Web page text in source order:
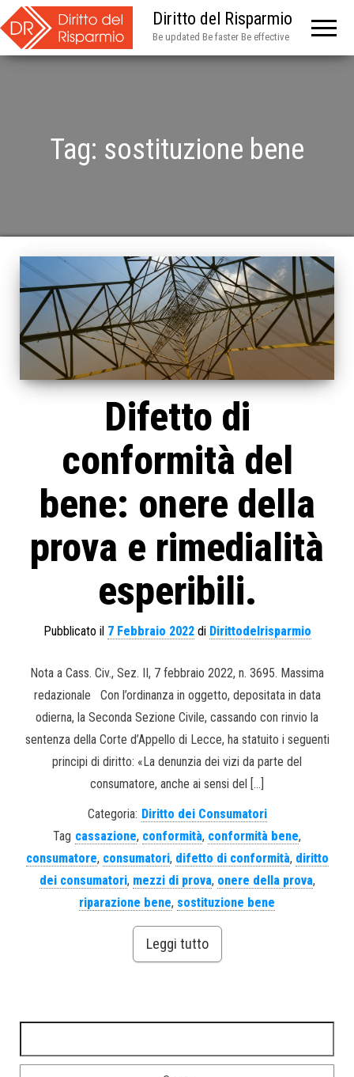
Diritto del Risparmio
Be updated Be faster Be effective
Tag: sostituzione bene
Difetto di
conformità del
bene: onere della
prova e rimedialità
esperibili.
Pubblicato il 7 Febbraio 2022di Dirittodelrisparmio
Nota a Cass. Civ., Sez. II, 7 febbraio 2022, n. 3695. Massima
redazionale Con l’ordinanza in oggetto, depositata in data
odierna, la Seconda Sezione Civile, cassando con rinvio la
sentenza della Corte d’Appello di Lecce, ha statuito i seguenti
principi di diritto: «La denunzia dei vizi da parte del
consumatore, anche ai sensi del […]
Categoria: Diritto dei Consumatori
Tag cassazione, conformità, conformità bene,
consumatore, consumatori, difetto di conformità, diritto
dei consumatori, mezzi di prova, onere della prova,
riparazione bene, sostituzione bene
Leggi tutto